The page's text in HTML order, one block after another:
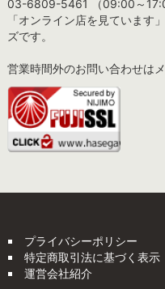
03-6809-5461 （09:00～
「オンライン店を見ています
ズです。
営業時間外のお問い合わせは
プライバシーポリシー
特定商取引法に基づく表示
運営会社紹介